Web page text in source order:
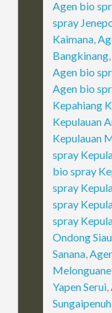
Agen bio
spray
Kaimana,
Bangkinang
Agen bio
Agen bio
Kepahiang
Kepulauan
Kepulauan
spray
bio spray
spray
spray
spray
Ondong Siau
Sanana,
Melonguane
Yapen Serui,
Sungaipenuh